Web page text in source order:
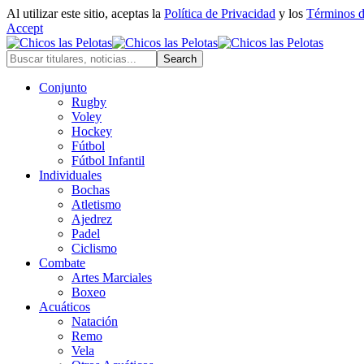
Al utilizar este sitio, aceptas la Política de Privacidad y los Términos
Accept
Conjunto
Rugby
Voley
Hockey
Fútbol
Fútbol Infantil
Individuales
Bochas
Atletismo
Ajedrez
Padel
Ciclismo
Combate
Artes Marciales
Boxeo
Acuáticos
Natación
Remo
Vela